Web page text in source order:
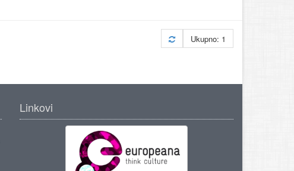
Ukupno: 1
Linkovi